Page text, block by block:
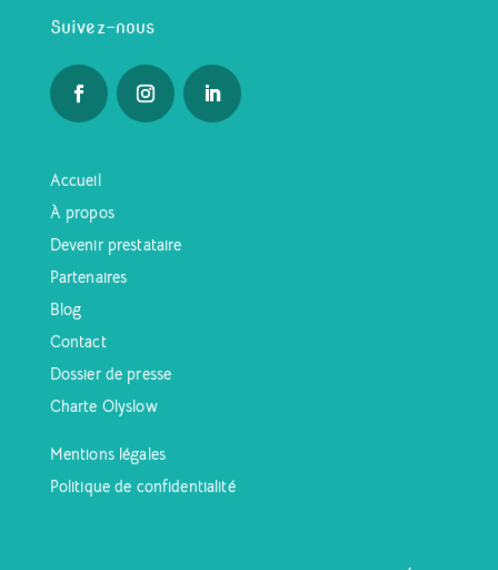
Suivez-nous
Accueil
À propos
Devenir prestataire
Partenaires
Blog
Contact
Dossier de presse
Charte Olyslow
Mentions légales
Politique de confidentialité